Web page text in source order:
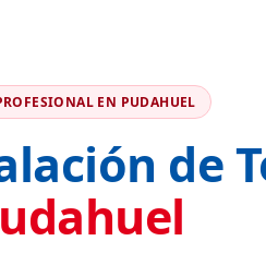
EN PUDAHUEL
de